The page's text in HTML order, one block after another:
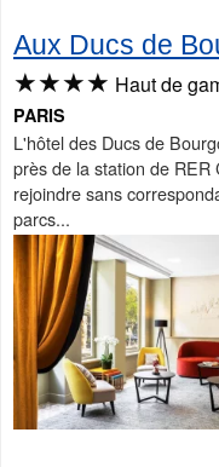
Aux Ducs de
★★★★ Haut de
PARIS
L'hôtel des Ducs de
près de la station de
rejoindre sans
parcs...